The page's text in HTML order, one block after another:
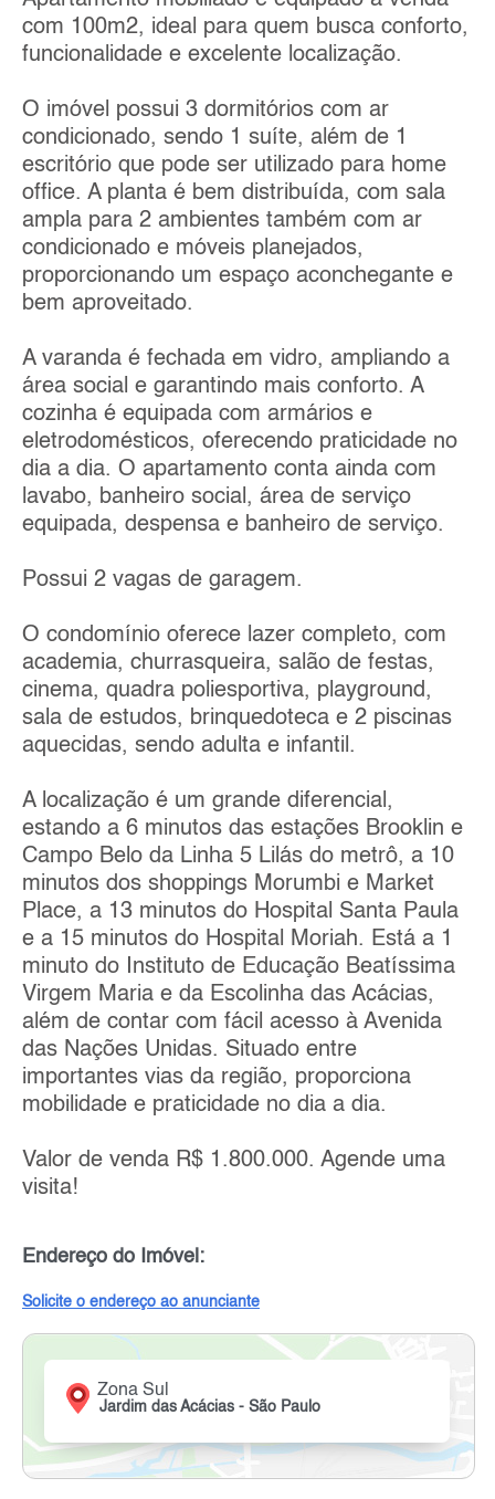
com 100m2, ideal para quem busca conforto,
funcionalidade e excelente localização.
O imóvel possui 3 dormitórios com ar
condicionado, sendo 1 suíte, além de 1
escritório que pode ser utilizado para home
office. A planta é bem distribuída, com sala
ampla para 2 ambientes também com ar
condicionado e móveis planejados,
proporcionando um espaço aconchegante e
bem aproveitado.
A varanda é fechada em vidro, ampliando a
área social e garantindo mais conforto. A
cozinha é equipada com armários e
eletrodomésticos, oferecendo praticidade no
dia a dia. O apartamento conta ainda com
lavabo, banheiro social, área de serviço
equipada, despensa e banheiro de serviço.
Possui 2 vagas de garagem.
O condomínio oferece lazer completo, com
academia, churrasqueira, salão de festas,
cinema, quadra poliesportiva, playground,
sala de estudos, brinquedoteca e 2 piscinas
aquecidas, sendo adulta e infantil.
A localização é um grande diferencial,
estando a 6 minutos das estações Brooklin e
Campo Belo da Linha 5 Lilás do metrô, a 10
minutos dos shoppings Morumbi e Market
Place, a 13 minutos do Hospital Santa Paula
e a 15 minutos do Hospital Moriah. Está a 1
minuto do Instituto de Educação Beatíssima
Virgem Maria e da Escolinha das Acácias,
além de contar com fácil acesso à Avenida
das Nações Unidas. Situado entre
importantes vias da região, proporciona
mobilidade e praticidade no dia a dia.
Valor de venda R$ 1.800.000. Agende uma
visita!
Endereço do Imóvel:
Solicite o endereço ao anunciante
Zona Sul
Jardim das Acácias - São Paulo